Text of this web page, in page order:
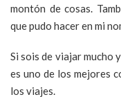
montón de cosas.
que pudo hacer en mi
Si sois de viajar mucho
es uno de los mejores
los viajes.